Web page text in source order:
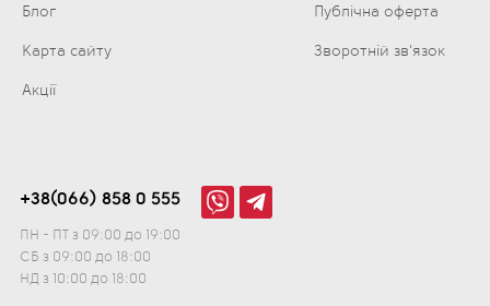
Блог Публічна оферта
Карта сайту Зворотній зв'язок
Акції
+38(066) 858 0 555
ПН - ПТ з 09:00 до 19:00
СБ з 09:00 до 18:00
НД з 10:00 до 18:00